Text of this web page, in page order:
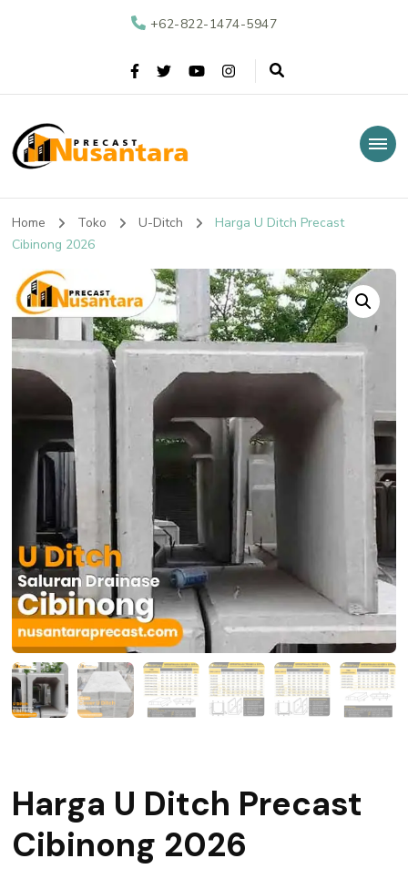
+62-822-1474-5947
Nusantara Precast
Home Toko U-Ditch
Harga U Ditch Precast
Cibinong 2026
Harga U Ditch Precast
Cibinong 2026